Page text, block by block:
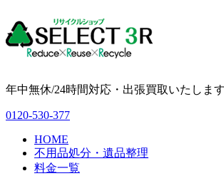
年中無休/24時間対応・出張買取いたします
0120-530-377
HOME
不用品処分・遺品整理
料金一覧